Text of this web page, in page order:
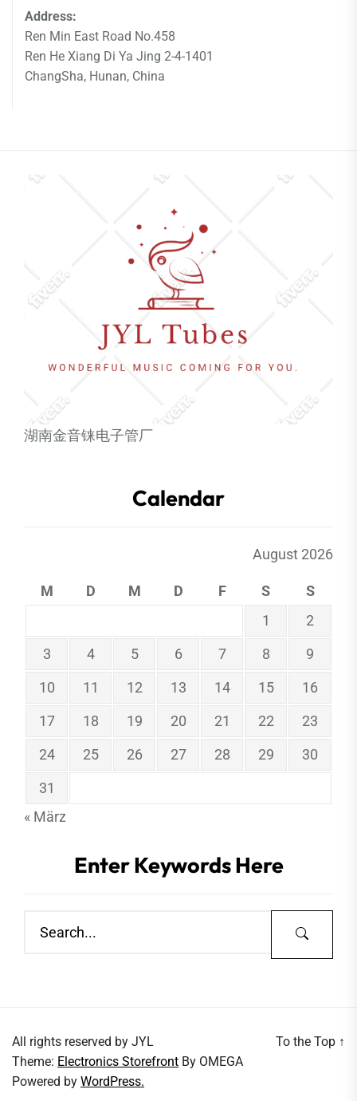
Address:
Ren Min East Road No.458
Ren He Xiang Di Ya Jing 2-4-1401
ChangSha, Hunan, China
湖南金音铼电子管厂
Calendar
August 2026
M D M D F S
S
1
2
3
4 5 6 7 8
9
10
11 12 13 14 15
16
17
18 19 20 21 22
23
24
25 26 27 28 29
30
31
« März
Enter Keywords Here
All rights reserved by JYL
Theme: Electronics Storefront By OMEGA
Powered by WordPress.
To the Top ↑